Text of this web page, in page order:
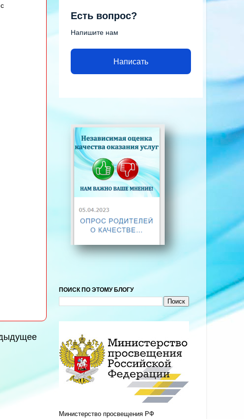
Есть вопрос?
Напишите нам
Написать
ПОИСК ПО ЭТОМУ БЛОГУ
Министерство просвещения РФ